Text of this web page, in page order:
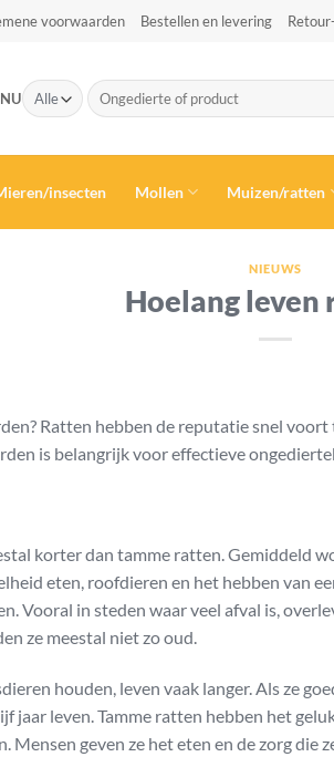
voorwaarden Bestellen en levering
Zoeken
naar:
insecten Mollen Muizen/ratten
NIEUWS
Hoelang leven
Ratten hebben de reputatie snel
is belangrijk voor effectieve
korter dan tamme ratten. Gemiddeld
eten, roofdieren en het hebben van
Vooral in steden waar veel afval is,
ze meestal niet zo oud.
houden, leven vaak langer. Als ze
jaar leven. Tamme ratten hebben het
Mensen geven ze het eten en de zorg